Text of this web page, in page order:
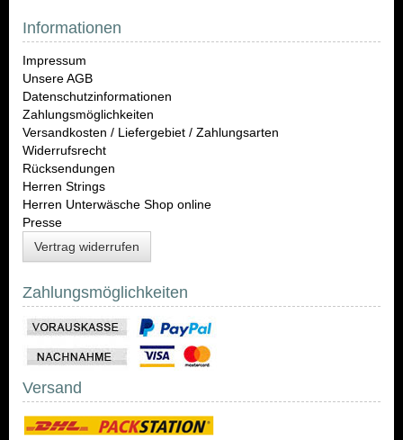
Informationen
Impressum
Unsere AGB
Datenschutzinformationen
Zahlungsmöglichkeiten
Versandkosten / Liefergebiet / Zahlungsarten
Widerrufsrecht
Rücksendungen
Herren Strings
Herren Unterwäsche Shop online
Presse
Vertrag widerrufen
Zahlungsmöglichkeiten
Versand